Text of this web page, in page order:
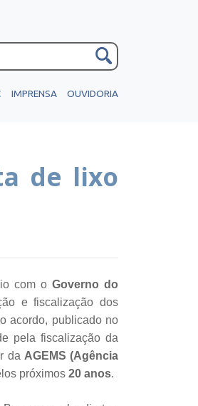
IMPRENSA OUVIDORIA
de lixo
com o Governo do
e fiscalização dos
acordo, publicado no
pela fiscalização da
da AGEMS (Agência
próximos 20 anos.